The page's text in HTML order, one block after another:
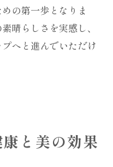
の第一歩となりま
晴らしさを実感し、
へと進んでいただけ
と美の効果